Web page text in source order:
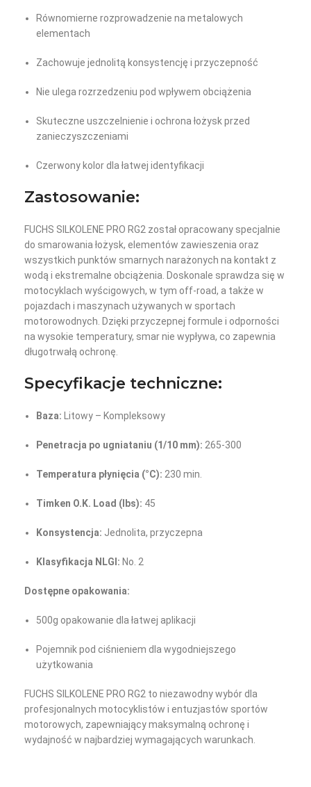
Równomierne rozprowadzenie na metalowych
elementach
Zachowuje jednolitą konsystencję i przyczepność
Nie ulega rozrzedzeniu pod wpływem obciążenia
Skuteczne uszczelnienie i ochrona łożysk przed
zanieczyszczeniami
Czerwony kolor dla łatwej identyfikacji
Zastosowanie:
FUCHS SILKOLENE PRO RG2 został opracowany specjalnie
do smarowania łożysk, elementów zawieszenia oraz
wszystkich punktów smarnych narażonych na kontakt z
wodą i ekstremalne obciążenia. Doskonale sprawdza się w
motocyklach wyścigowych, w tym off-road, a także w
pojazdach i maszynach używanych w sportach
motorowodnych. Dzięki przyczepnej formule i odporności
na wysokie temperatury, smar nie wypływa, co zapewnia
długotrwałą ochronę.
Specyfikacje techniczne:
Baza: Litowy – Kompleksowy
Penetracja po ugniataniu (1/10 mm): 265-300
Temperatura płynięcia (°C): 230 min.
Timken O.K. Load (lbs): 45
Konsystencja: Jednolita, przyczepna
Klasyfikacja NLGI: No. 2
Dostępne opakowania:
500g opakowanie dla łatwej aplikacji
Pojemnik pod ciśnieniem dla wygodniejszego
użytkowania
FUCHS SILKOLENE PRO RG2 to niezawodny wybór dla
profesjonalnych motocyklistów i entuzjastów sportów
motorowych, zapewniający maksymalną ochronę i
wydajność w najbardziej wymagających warunkach.